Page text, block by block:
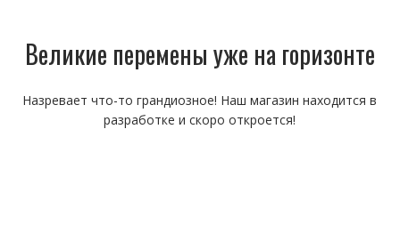
Великие перемены уже на горизонте
Назревает что-то грандиозное! Наш магазин находится в
разработке и скоро откроется!